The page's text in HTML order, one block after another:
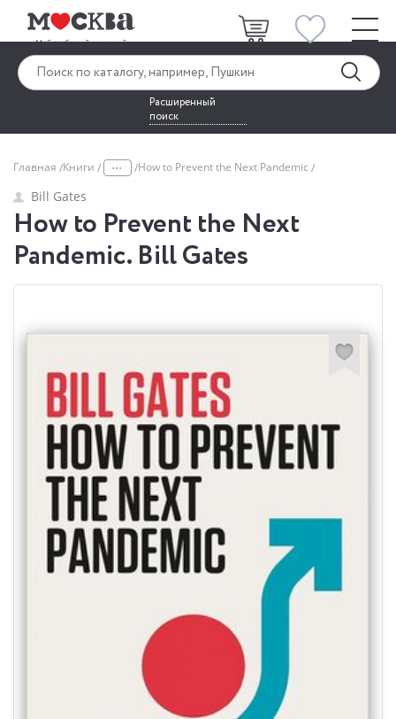
Расширенный
поиск
Главная Книги ... How to Prevent the Next Pandemic
Bill Gates
How to Prevent the Next
Pandemic. Bill Gates